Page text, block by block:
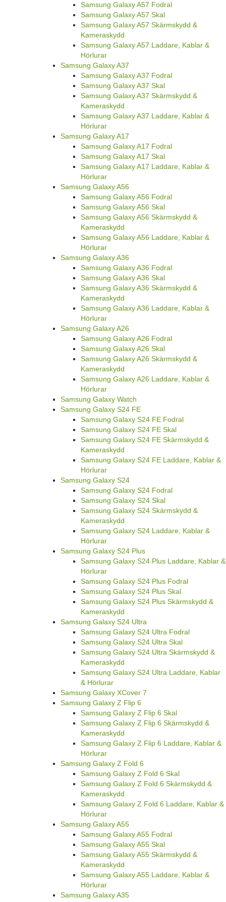
Samsung Galaxy A57 Fodral
Samsung Galaxy A57 Skal
Samsung Galaxy A57 Skärmskydd &
Kameraskydd
Samsung Galaxy A57 Laddare, Kablar &
Hörlurar
Samsung Galaxy A37
Samsung Galaxy A37 Fodral
Samsung Galaxy A37 Skal
Samsung Galaxy A37 Skärmskydd &
Kameraskydd
Samsung Galaxy A37 Laddare, Kablar &
Hörlurar
Samsung Galaxy A17
Samsung Galaxy A17 Fodral
Samsung Galaxy A17 Skal
Samsung Galaxy A17 Laddare, Kablar &
Hörlurar
Samsung Galaxy A56
Samsung Galaxy A56 Fodral
Samsung Galaxy A56 Skal
Samsung Galaxy A56 Skärmskydd &
Kameraskydd
Samsung Galaxy A56 Laddare, Kablar &
Hörlurar
Samsung Galaxy A36
Samsung Galaxy A36 Fodral
Samsung Galaxy A36 Skal
Samsung Galaxy A36 Skärmskydd &
Kameraskydd
Samsung Galaxy A36 Laddare, Kablar &
Hörlurar
Samsung Galaxy A26
Samsung Galaxy A26 Fodral
Samsung Galaxy A26 Skal
Samsung Galaxy A26 Skärmskydd &
Kameraskydd
Samsung Galaxy A26 Laddare, Kablar &
Hörlurar
Samsung Galaxy Watch
Samsung Galaxy S24 FE
Samsung Galaxy S24 FE Fodral
Samsung Galaxy S24 FE Skal
Samsung Galaxy S24 FE Skärmskydd &
Kameraskydd
Samsung Galaxy S24 FE Laddare, Kablar &
Hörlurar
Samsung Galaxy S24
Samsung Galaxy S24 Fodral
Samsung Galaxy S24 Skal
Samsung Galaxy S24 Skärmskydd &
Kameraskydd
Samsung Galaxy S24 Laddare, Kablar &
Hörlurar
Samsung Galaxy S24 Plus
Samsung Galaxy S24 Plus Laddare, Kablar &
Hörlurar
Samsung Galaxy S24 Plus Fodral
Samsung Galaxy S24 Plus Skal
Samsung Galaxy S24 Plus Skärmskydd &
Kameraskydd
Samsung Galaxy S24 Ultra
Samsung Galaxy S24 Ultra Fodral
Samsung Galaxy S24 Ultra Skal
Samsung Galaxy S24 Ultra Skärmskydd &
Kameraskydd
Samsung Galaxy S24 Ultra Laddare, Kablar
& Hörlurar
Samsung Galaxy XCover 7
Samsung Galaxy Z Flip 6
Samsung Galaxy Z Flip 6 Skal
Samsung Galaxy Z Flip 6 Skärmskydd &
Kameraskydd
Samsung Galaxy Z Flip 6 Laddare, Kablar &
Hörlurar
Samsung Galaxy Z Fold 6
Samsung Galaxy Z Fold 6 Skal
Samsung Galaxy Z Fold 6 Skärmskydd &
Kameraskydd
Samsung Galaxy Z Fold 6 Laddare, Kablar &
Hörlurar
Samsung Galaxy A55
Samsung Galaxy A55 Fodral
Samsung Galaxy A55 Skal
Samsung Galaxy A55 Skärmskydd &
Kameraskydd
Samsung Galaxy A55 Laddare, Kablar &
Hörlurar
Samsung Galaxy A35